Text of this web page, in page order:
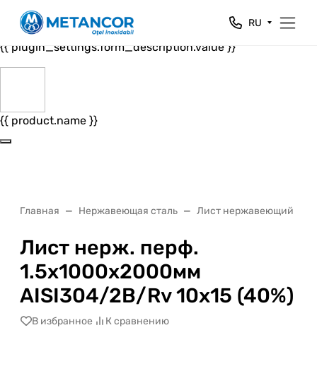
Close
{{ plugin_settings.form_header.value }}
{{ plugin_settings.form_description.value }}
{{ product.name }}
RU
Главная Нержавеющая сталь Лист нержавеющий
Лист нерж. перф.
1.5х1000х2000мм
AISI304/2B/Rv 10х15 (40%)
В избранное К сравнению